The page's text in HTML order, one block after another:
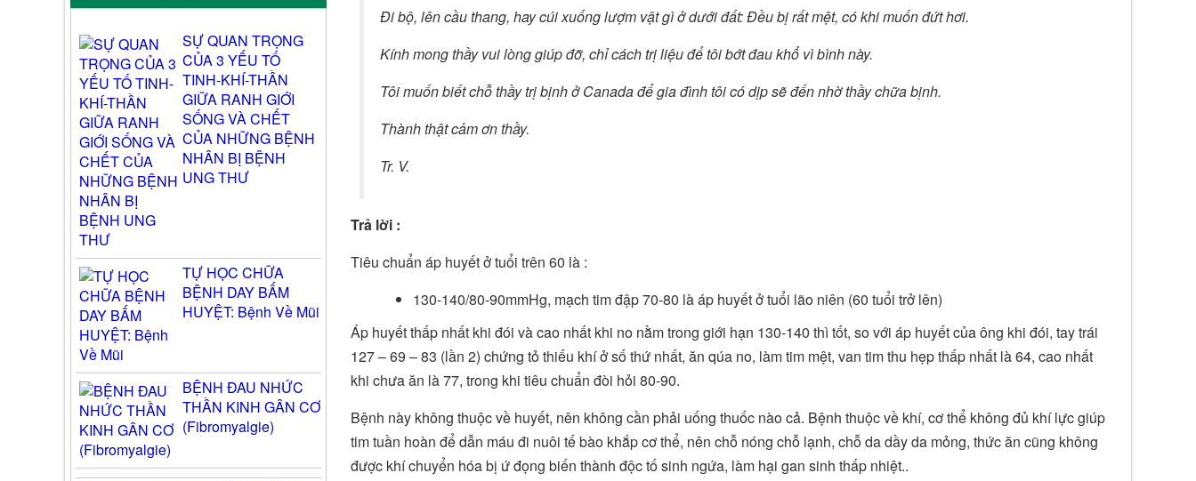
Đi bộ, lên cầu thang, hay cúi xuống lượm vật gì ở dưới đất: Đều bị rất mệt, có khi muốn đứt hơi.
Kính mong thầy vui lòng giúp đỡ, chỉ cách trị liệu để tôi bớt đau khổ vì bình này.
Tôi muốn biết chỗ thầy trị bịnh ở Canada để gia đình tôi có dịp sẽ đến nhờ thầy chữa bịnh.
Thành thật cảm ơn thầy.
Tr. V.
Trả lời :
Tiêu chuẩn áp huyết ở tuổi trên 60 là :
130-140/80-90mmHg, mạch tim đập 70-80 là áp huyết ở tuổi lão niên (60 tuổi trở lên)
Áp huyết thấp nhất khi đói và cao nhất khi no nằm trong giới hạn 130-140 thì tốt, so với áp huyết của ông khi đói, tay trái
127 – 69 – 83 (lần 2) chứng tỏ thiếu khí ở số thứ nhất, ăn qúa no, làm tim mệt, van tim thu hẹp thấp nhất là 64, cao nhất
khi chưa ăn là 77, trong khi tiêu chuẩn đòi hỏi 80-90.
Bệnh này không thuộc về huyết, nên không cần phải uống thuốc nào cả. Bệnh thuộc về khí, cơ thể không đủ khí lực giúp
tim tuần hoàn để dẫn máu đi nuôi tế bào khắp cơ thể, nên chỗ nóng chỗ lạnh, chỗ da dầy da mỏng, thức ăn cũng không
được khí chuyển hóa bị ứ đọng biến thành độc tố sinh ngứa, làm hại gan sinh thấp nhiệt..
SỰ QUAN TRỌNG
CỦA 3 YẾU TỐ
TINH-KHÍ-THẦN
GIỮA RANH GIỚI
SỐNG VÀ CHẾT
CỦA NHỮNG BỆNH
NHÂN BỊ BỆNH
UNG THƯ
TỰ HỌC CHỮA
BỆNH DAY BẤM
HUYỆT: Bệnh Về Mũi
BỆNH ĐAU NHỨC
THẦN KINH GÂN CƠ
(Fibromyalgie)